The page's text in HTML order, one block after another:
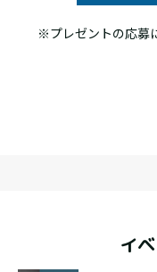
※プレゼントの応募
イ